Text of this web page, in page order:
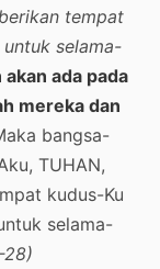
tempat
selama-
ada pada
mereka dan
bangsa-
TUHAN,
kudus-Ku
selama-
28)